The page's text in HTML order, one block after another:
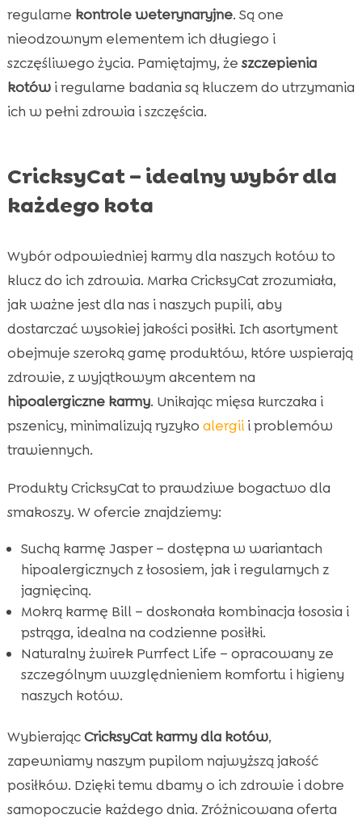
regularne kontrole weterynaryjne. Są one
nieodzownym elementem ich długiego i
szczęśliwego życia. Pamiętajmy, że szczepienia
kotówi regularne badania są kluczem do utrzymania
ich w pełni zdrowia i szczęścia.
CricksyCat – idealny wybór dla
każdego kota
Wybór odpowiedniej karmy dla naszych kotów to
klucz do ich zdrowia. Marka CricksyCat zrozumiała,
jak ważne jest dla nas i naszych pupili, aby
dostarczać wysokiej jakości posiłki. Ich asortyment
obejmuje szeroką gamę produktów, które wspierają
zdrowie, z wyjątkowym akcentem na
hipoalergiczne karmy. Unikając mięsa kurczaka i
pszenicy, minimalizują ryzyko alergiii problemów
trawiennych.
Produkty CricksyCat to prawdziwe bogactwo dla
smakoszy. W ofercie znajdziemy:
Suchą karmę Jasper – dostępna w wariantach
hipoalergicznych z łososiem, jak i regularnych z
jagnięciną.
Mokrą karmę Bill – doskonała kombinacja łososia i
pstrąga, idealna na codzienne posiłki.
Naturalny żwirek Purrfect Life – opracowany ze
szczególnym uwzględnieniem komfortu i higieny
naszych kotów.
WybierającCricksyCat karmy dla kotów,
zapewniamy naszym pupilom najwyższą jakość
posiłków. Dzięki temu dbamy o ich zdrowie i dobre
samopoczucie każdego dnia. Zróżnicowana oferta